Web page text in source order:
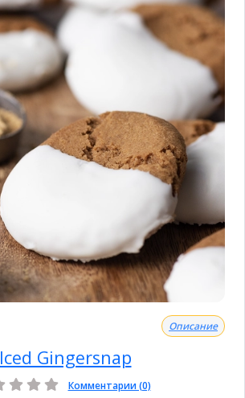
Описание
Iced Gingersnap
Комментарии (0)